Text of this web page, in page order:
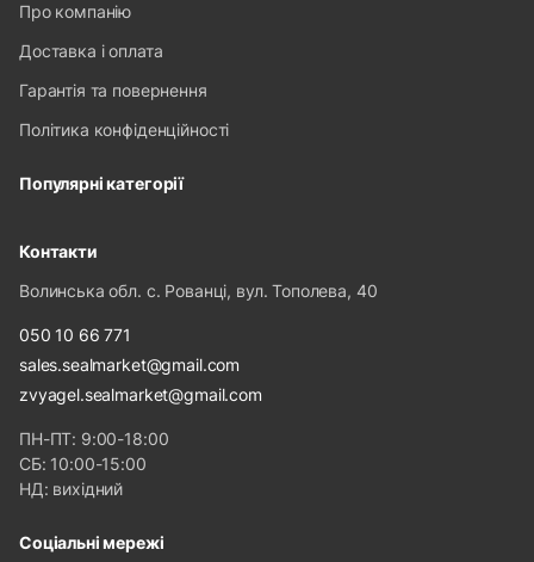
Про компанію
Доставка і оплата
Гарантія та повернення
Політика конфіденційності
Популярні категорії
Контакти
Волинська обл. с. Рованці, вул. Тополева, 40
050 10 66 771
sales.sealmarket@gmail.com
zvyagel.sealmarket@gmail.com
ПН-ПТ: 9:00-18:00
СБ: 10:00-15:00
НД: вихідний
Соціальні мережі